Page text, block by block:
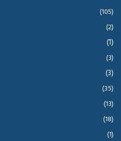
(105)
(2)
(1)
(3)
(3)
(35)
(13)
(18)
(1)